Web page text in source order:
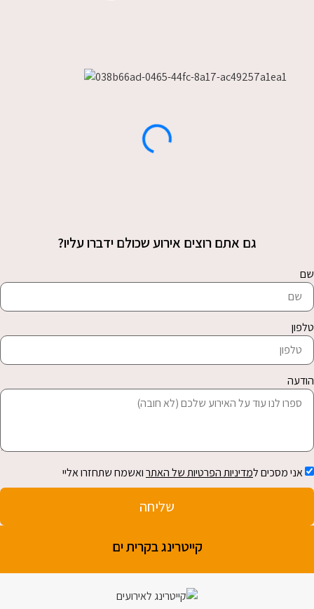
גם אתם רוצים אירוע שכולם ידברו עליו?
אני מסכים למדיניות הפרטיות של האתרואשמח שתחזרו אליי
שליחה
קייטרינג בקרית ים